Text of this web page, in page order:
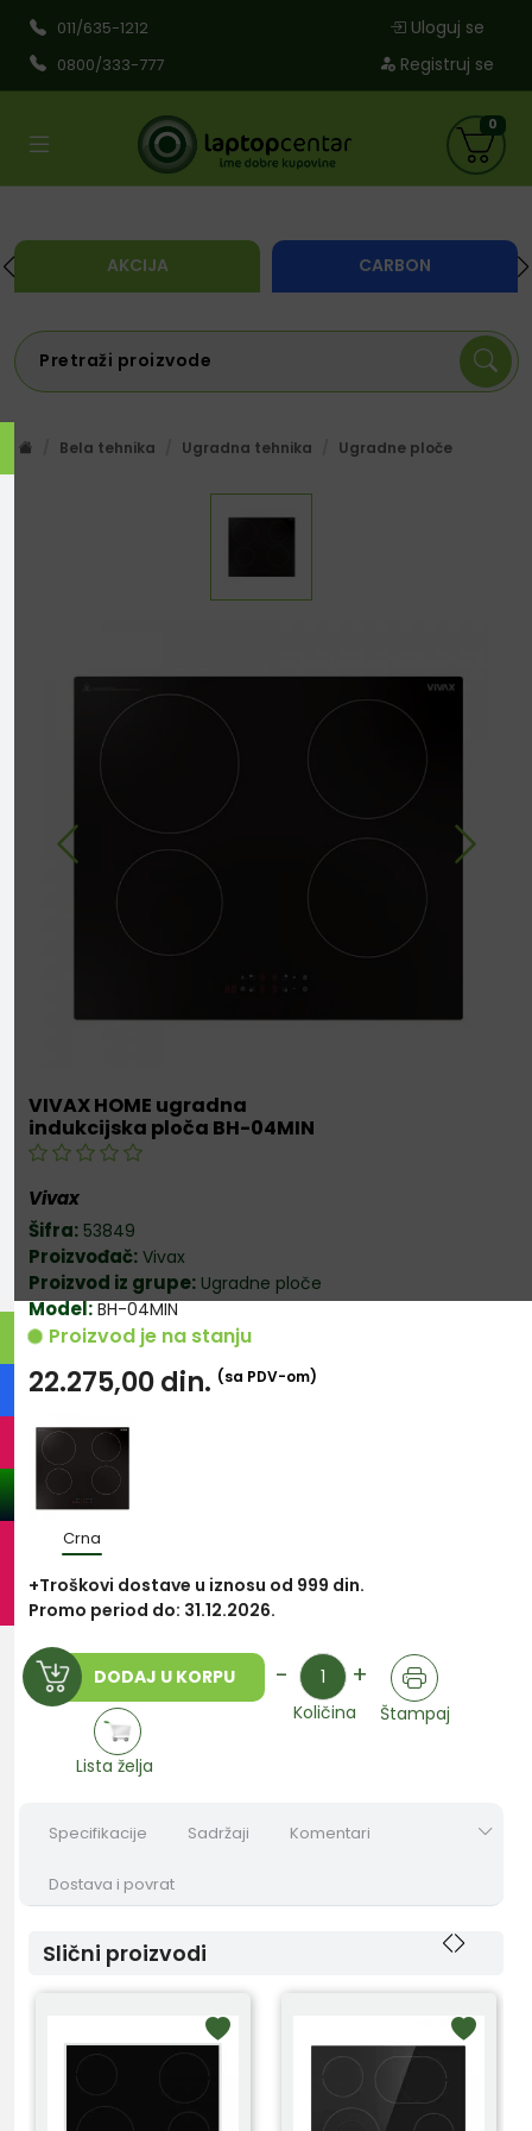
011/635-1212
0800/333-777
Uloguj se
Registruj se
AKCIJA CARBON
0
Bela tehnika Ugradna tehnika Ugradne ploče
VIVAX HOME ugradna
indukcijska ploča BH-04MIN
Vivax
Šifra: 53849
Proizvođač: Vivax
Proizvod iz grupe: Ugradne ploče
Model: BH-04MIN
Proizvod je na stanju
22.275,00din. (sa PDV-om)
Crna
+Troškovi dostave u iznosu od 999 din.
Promo period do: 31.12.2026.
DODAJ U KORPU - Količina +
Količina Štampaj
Lista želja
Specifikacije Sadržaji Komentari
Dostava i povrat
Slični proizvodi